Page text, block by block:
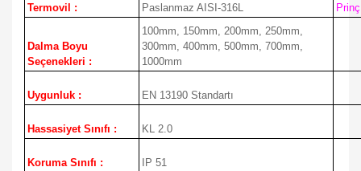
Termovil : Paslanmaz AISI-316L Prinç
Dalma Boyu
Seçenekleri :
100mm, 150mm, 200mm, 250mm,
300mm, 400mm, 500mm, 700mm,
1000mm
Uygunluk : EN 13190 Standartı
Hassasiyet Sınıfı : KL 2.0
Koruma Sınıfı :
IP 51